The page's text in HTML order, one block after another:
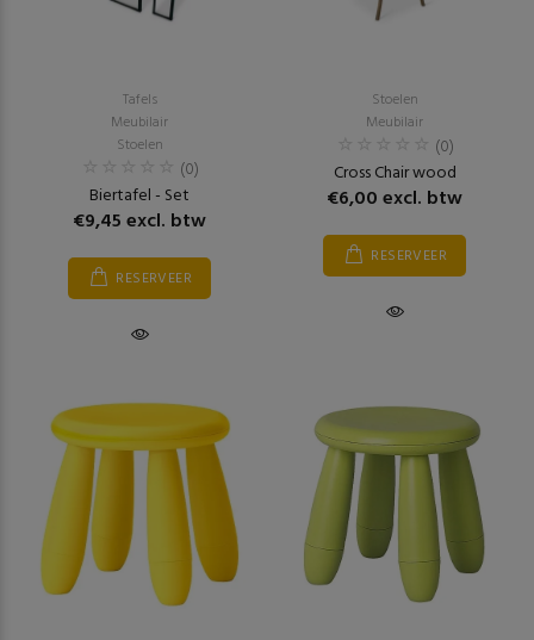
Tafels
Meubilair
Stoelen
(0)
Biertafel - Set
€9,45 excl. btw
RESERVEER
Stoelen
Meubilair
(0)
Cross Chair wood
€6,00 excl. btw
RESERVEER